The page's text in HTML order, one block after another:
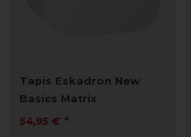
Tapis Eskadron New
Basics Matrix
54,95 € *